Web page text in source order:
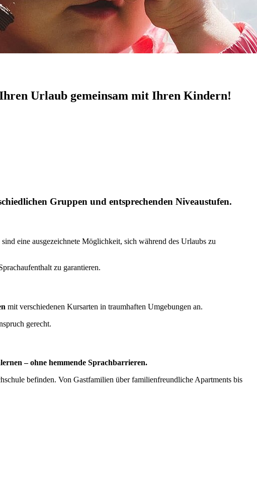
Urlaub gemeinsam mit Ihren Kindern!
Gruppen und entsprechenden Niveaustufen.
sind eine ausgezeichnete Möglichkeit, sich während des Urlaubs zu
zu garantieren.
mit verschiedenen Kursarten in traumhaften Umgebungen an.
gerecht.
– ohne hemmende Sprachbarrieren.
befinden. Von Gastfamilien über familienfreundliche Apartments bis